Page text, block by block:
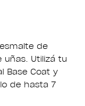
de
uñas. Utilizá tu
Base Coat y
de hasta 7